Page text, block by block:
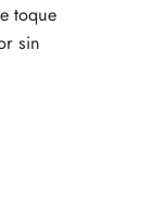
toque
sin